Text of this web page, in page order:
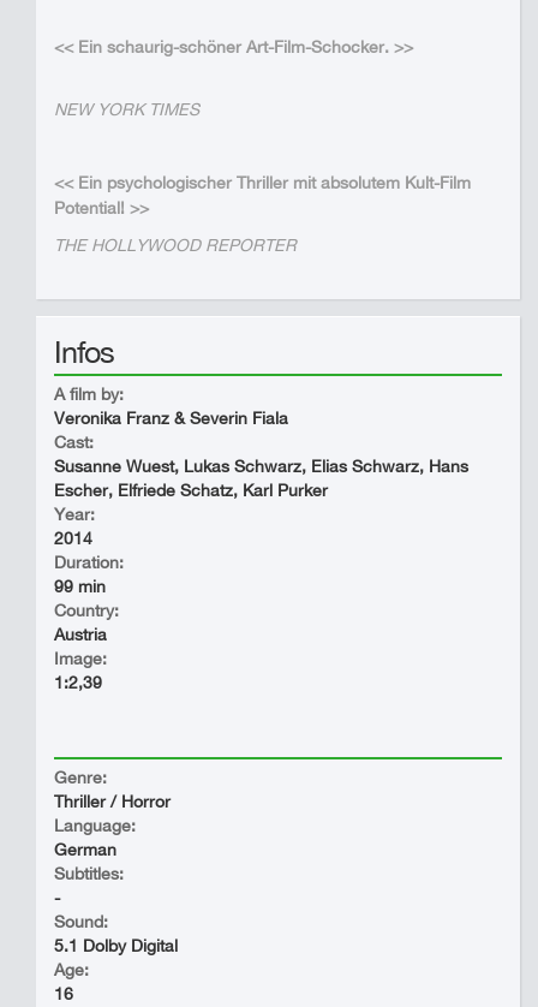
<< Ein schaurig-schöner Art-Film-Schocker. >>
NEW YORK TIMES
<< Ein psychologischer Thriller mit absolutem Kult-Film
Potential! >>
THE HOLLYWOOD REPORTER
Infos
A film by:
Veronika Franz & Severin Fiala
Cast:
Susanne Wuest, Lukas Schwarz, Elias Schwarz, Hans
Escher, Elfriede Schatz, Karl Purker
Year:
2014
Duration:
99 min
Country:
Austria
Image:
1:2,39
Genre:
Thriller / Horror
Language:
German
Subtitles:
-
Sound:
5.1 Dolby Digital
Age:
16